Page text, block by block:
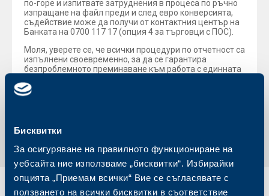
Бисквитки
За осигуряване на правилното функциониране на
уебсайта ние използваме „бисквитки“. Избирайки
опцията „Приемам всички“ Вие се съгласявате с
ползването на всички бисквитки в съответствие
по-горе и изпитвате затруднения в процеса по ръчно
изпращане на файл преди и след евро конверсията,
съдействие може да получи от контактния център на
Банката на 0700 117 17 (опция 4 за търговци с ПОС).
Моля, уверете се, че всички процедури по отчетност са
изпълнени своевременно, за да се гарантира
безпроблемното преминаване към работа с единната